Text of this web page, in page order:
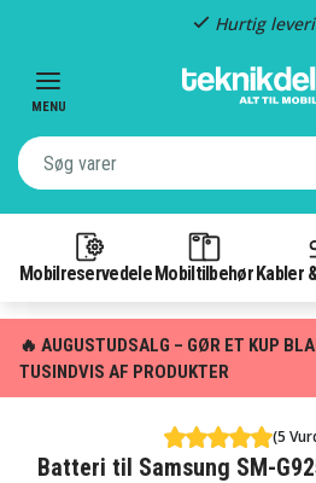
Hurtig levering
MENU
Mobilreservedele Mobiltilbehør Kabler
🔥 AUGUSTUDSALG – GØR ET KUP
TUSINDVIS AF PRODUKTER
(5
Batteri til Samsung SM-